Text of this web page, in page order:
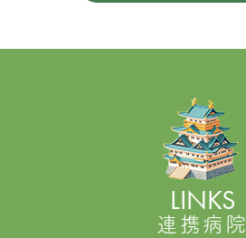
LINKS
連携病院